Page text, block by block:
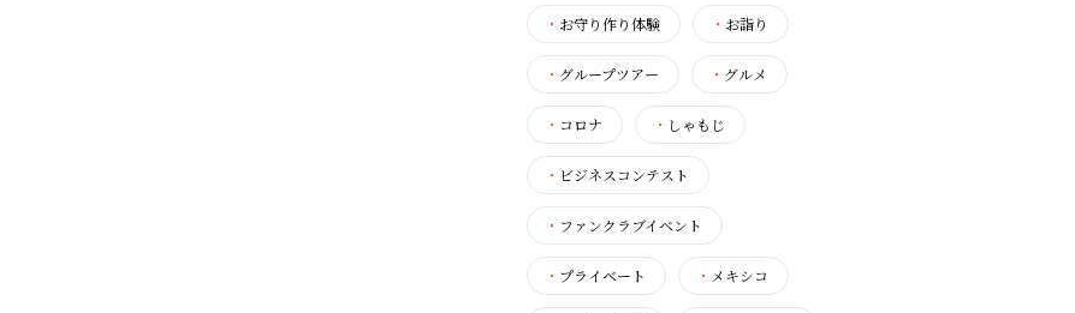
・ お守り作り体験 ・ お詣り
・ グループツアー ・ グルメ
・ コロナ ・ しゃもじ
・ ビジネスコンテスト
・ ファンクラブイベント
・ プライベート ・ メキシコ